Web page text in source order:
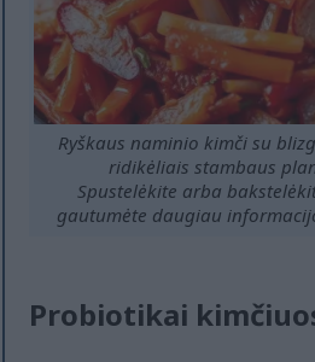
Ryškaus naminio kimči su
ridikėliais stambaus
Spustelėkite arba
gautumėte daugiau
Probiotikai